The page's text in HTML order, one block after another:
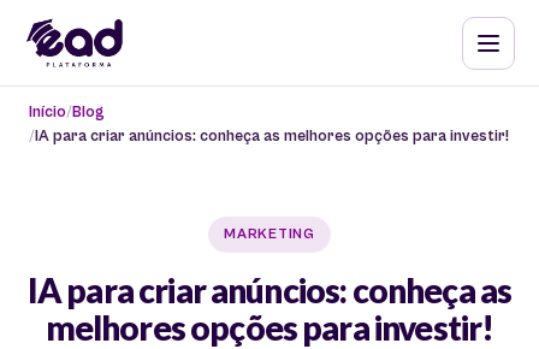
Início Blog
IA para criar anúncios: conheça as melhores opções para investir!
MARKETING
IA para criar anúncios: conheça as
melhores opções para investir!